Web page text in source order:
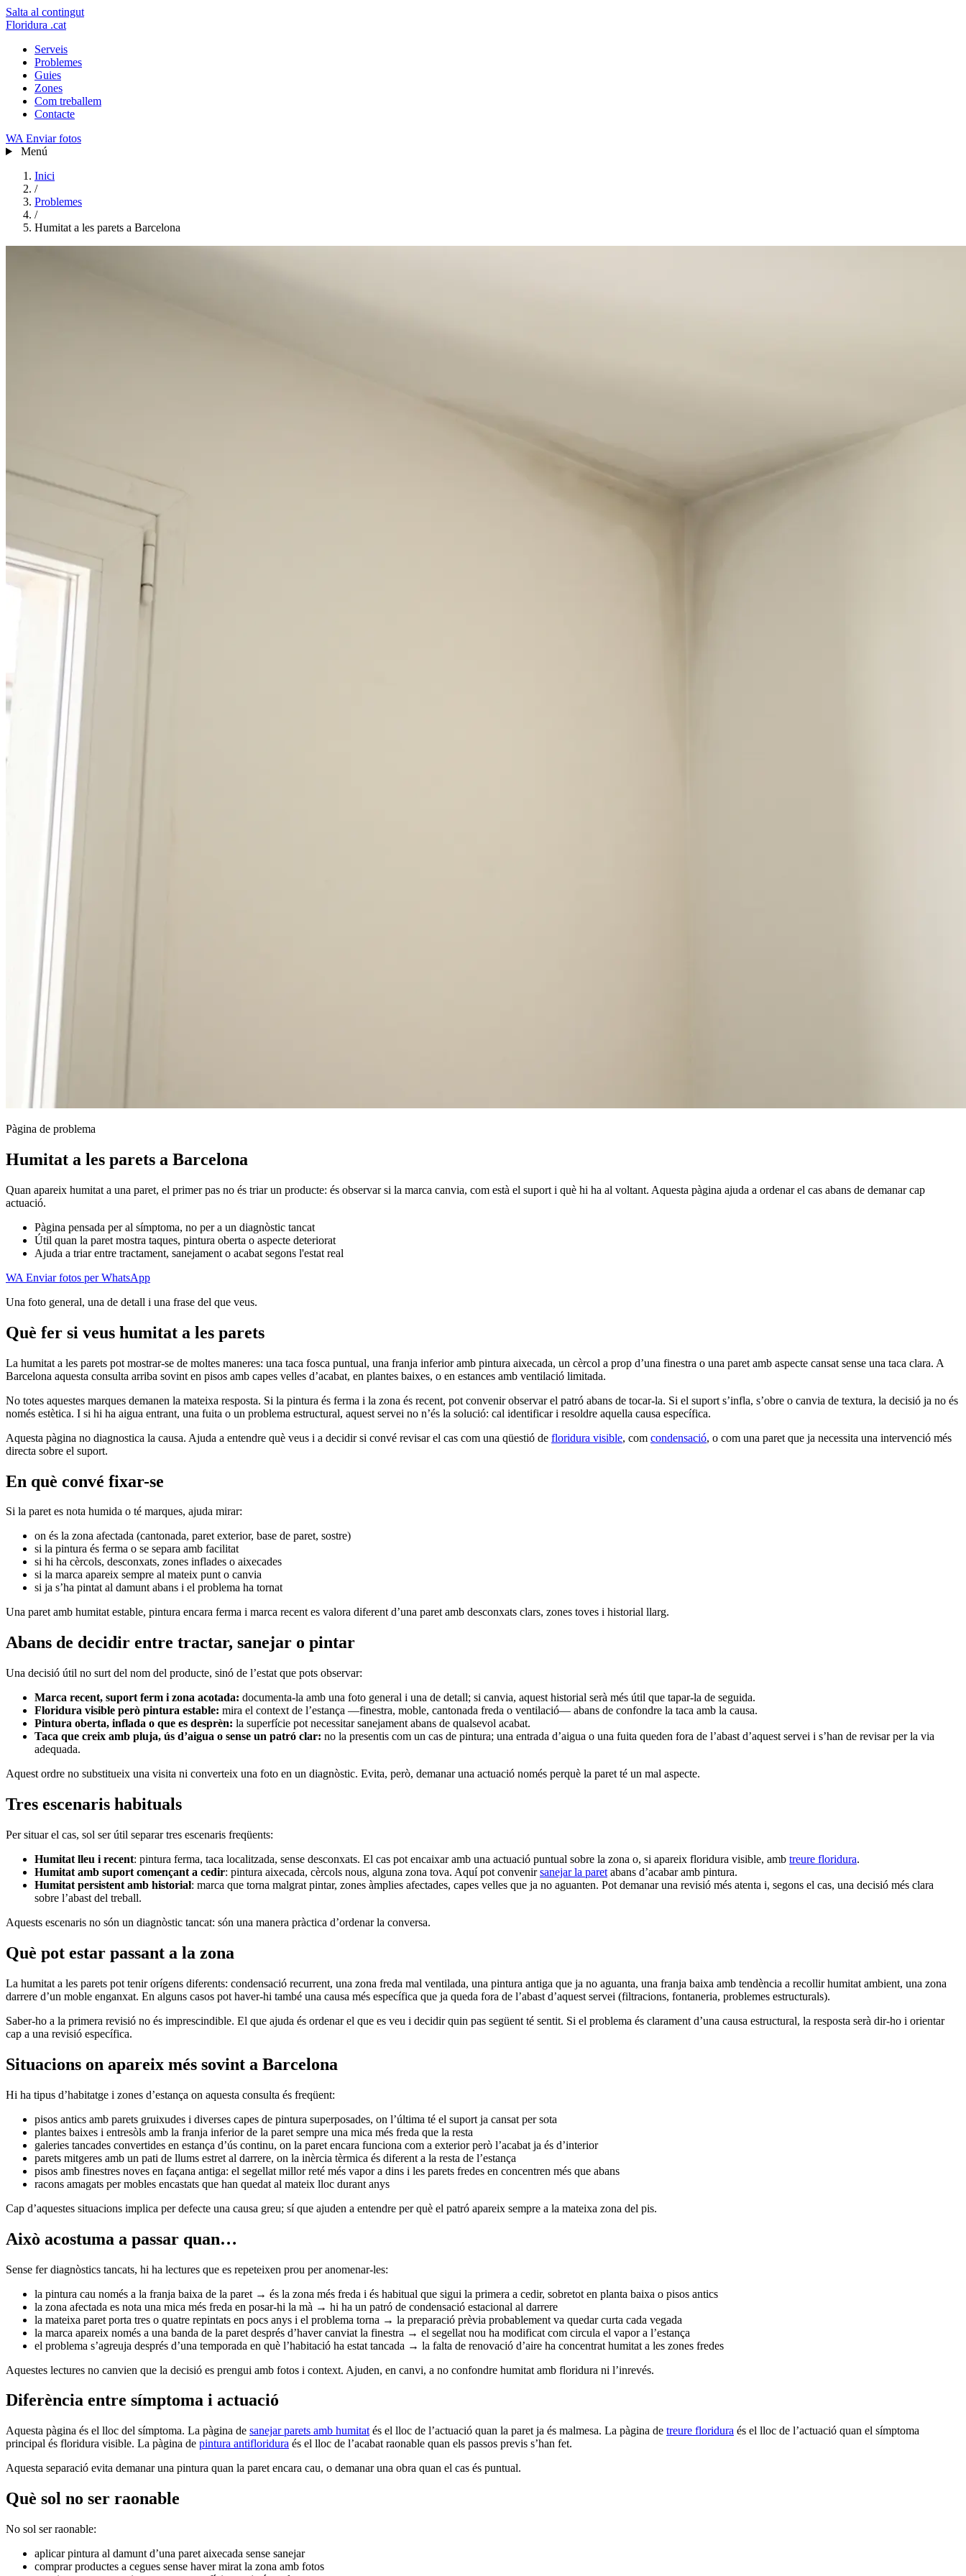
Salta al contingut
Floridura .cat
Serveis
Problemes
Guies
Zones
Com treballem
Contacte
WA Enviar fotos
Menú
Inici
/
Problemes
/
Humitat a les parets a Barcelona
Pàgina de problema
Humitat a les parets a Barcelona
Quan apareix humitat a una paret, el primer pas no és triar un producte: és observar si la marca canvia, com està el suport i què hi ha al voltant. Aquesta pàgina ajuda a ordenar el cas abans de demanar cap
actuació.
Pàgina pensada per al símptoma, no per a un diagnòstic tancat
Útil quan la paret mostra taques, pintura oberta o aspecte deteriorat
Ajuda a triar entre tractament, sanejament o acabat segons l'estat real
WA Enviar fotos per WhatsApp
Una foto general, una de detall i una frase del que veus.
Què fer si veus humitat a les parets
La humitat a les parets pot mostrar-se de moltes maneres: una taca fosca puntual, una franja inferior amb pintura aixecada, un cèrcol a prop d’una finestra o una paret amb aspecte cansat sense una taca clara. A
Barcelona aquesta consulta arriba sovint en pisos amb capes velles d’acabat, en plantes baixes, o en estances amb ventilació limitada.
No totes aquestes marques demanen la mateixa resposta. Si la pintura és ferma i la zona és recent, pot convenir observar el patró abans de tocar-la. Si el suport s’infla, s’obre o canvia de textura, la decisió ja no és
només estètica. I si hi ha aigua entrant, una fuita o un problema estructural, aquest servei no n’és la solució: cal identificar i resoldre aquella causa específica.
Aquesta pàgina no diagnostica la causa. Ajuda a entendre què veus i a decidir si convé revisar el cas com una qüestió de floridura visible, com condensació, o com una paret que ja necessita una intervenció més
directa sobre el suport.
En què convé fixar-se
Si la paret es nota humida o té marques, ajuda mirar:
on és la zona afectada (cantonada, paret exterior, base de paret, sostre)
si la pintura és ferma o se separa amb facilitat
si hi ha cèrcols, desconxats, zones inflades o aixecades
si la marca apareix sempre al mateix punt o canvia
si ja s’ha pintat al damunt abans i el problema ha tornat
Una paret amb humitat estable, pintura encara ferma i marca recent es valora diferent d’una paret amb desconxats clars, zones toves i historial llarg.
Abans de decidir entre tractar, sanejar o pintar
Una decisió útil no surt del nom del producte, sinó de l’estat que pots observar:
Marca recent, suport ferm i zona acotada: documenta-la amb una foto general i una de detall; si canvia, aquest historial serà més útil que tapar-la de seguida.
Floridura visible però pintura estable: mira el context de l’estança —finestra, moble, cantonada freda o ventilació— abans de confondre la taca amb la causa.
Pintura oberta, inflada o que es desprèn: la superfície pot necessitar sanejament abans de qualsevol acabat.
Taca que creix amb pluja, ús d’aigua o sense un patró clar: no la presentis com un cas de pintura; una entrada d’aigua o una fuita queden fora de l’abast d’aquest servei i s’han de revisar per la via
adequada.
Aquest ordre no substitueix una visita ni converteix una foto en un diagnòstic. Evita, però, demanar una actuació només perquè la paret té un mal aspecte.
Tres escenaris habituals
Per situar el cas, sol ser útil separar tres escenaris freqüents:
Humitat lleu i recent: pintura ferma, taca localitzada, sense desconxats. El cas pot encaixar amb una actuació puntual sobre la zona o, si apareix floridura visible, amb treure floridura.
Humitat amb suport començant a cedir: pintura aixecada, cèrcols nous, alguna zona tova. Aquí pot convenirsanejar la paret abans d’acabar amb pintura.
Humitat persistent amb historial: marca que torna malgrat pintar, zones àmplies afectades, capes velles que ja no aguanten. Pot demanar una revisió més atenta i, segons el cas, una decisió més clara
sobre l’abast del treball.
Aquests escenaris no són un diagnòstic tancat: són una manera pràctica d’ordenar la conversa.
Què pot estar passant a la zona
La humitat a les parets pot tenir orígens diferents: condensació recurrent, una zona freda mal ventilada, una pintura antiga que ja no aguanta, una franja baixa amb tendència a recollir humitat ambient, una zona
darrere d’un moble enganxat. En alguns casos pot haver-hi també una causa més específica que ja queda fora de l’abast d’aquest servei (filtracions, fontaneria, problemes estructurals).
Saber-ho a la primera revisió no és imprescindible. El que ajuda és ordenar el que es veu i decidir quin pas següent té sentit. Si el problema és clarament d’una causa estructural, la resposta serà dir-ho i orientar
cap a una revisió específica.
Situacions on apareix més sovint a Barcelona
Hi ha tipus d’habitatge i zones d’estança on aquesta consulta és freqüent:
pisos antics amb parets gruixudes i diverses capes de pintura superposades, on l’última té el suport ja cansat per sota
plantes baixes i entresòls amb la franja inferior de la paret sempre una mica més freda que la resta
galeries tancades convertides en estança d’ús continu, on la paret encara funciona com a exterior però l’acabat ja és d’interior
parets mitgeres amb un pati de llums estret al darrere, on la inèrcia tèrmica és diferent a la resta de l’estança
pisos amb finestres noves en façana antiga: el segellat millor reté més vapor a dins i les parets fredes en concentren més que abans
racons amagats per mobles encastats que han quedat al mateix lloc durant anys
Cap d’aquestes situacions implica per defecte una causa greu; sí que ajuden a entendre per què el patró apareix sempre a la mateixa zona del pis.
Això acostuma a passar quan…
Sense fer diagnòstics tancats, hi ha lectures que es repeteixen prou per anomenar-les:
la pintura cau només a la franja baixa de la paret → és la zona més freda i és habitual que sigui la primera a cedir, sobretot en planta baixa o pisos antics
la zona afectada es nota una mica més freda en posar-hi la mà → hi ha un patró de condensació estacional al darrere
la mateixa paret porta tres o quatre repintats en pocs anys i el problema torna → la preparació prèvia probablement va quedar curta cada vegada
la marca apareix només a una banda de la paret després d’haver canviat la finestra → el segellat nou ha modificat com circula el vapor a l’estança
el problema s’agreuja després d’una temporada en què l’habitació ha estat tancada → la falta de renovació d’aire ha concentrat humitat a les zones fredes
Aquestes lectures no canvien que la decisió es prengui amb fotos i context. Ajuden, en canvi, a no confondre humitat amb floridura ni l’inrevés.
Diferència entre símptoma i actuació
Aquesta pàgina és el lloc del símptoma. La pàgina de sanejar parets amb humitat és el lloc de l’actuació quan la paret ja és malmesa. La pàgina de treure floridura és el lloc de l’actuació quan el símptoma
principal és floridura visible. La pàgina de pintura antifloridura és el lloc de l’acabat raonable quan els passos previs s’han fet.
Aquesta separació evita demanar una pintura quan la paret encara cau, o demanar una obra quan el cas és puntual.
Què sol no ser raonable
No sol ser raonable:
aplicar pintura al damunt d’una paret aixecada sense sanejar
comprar productes a cegues sense haver mirat la zona amb fotos